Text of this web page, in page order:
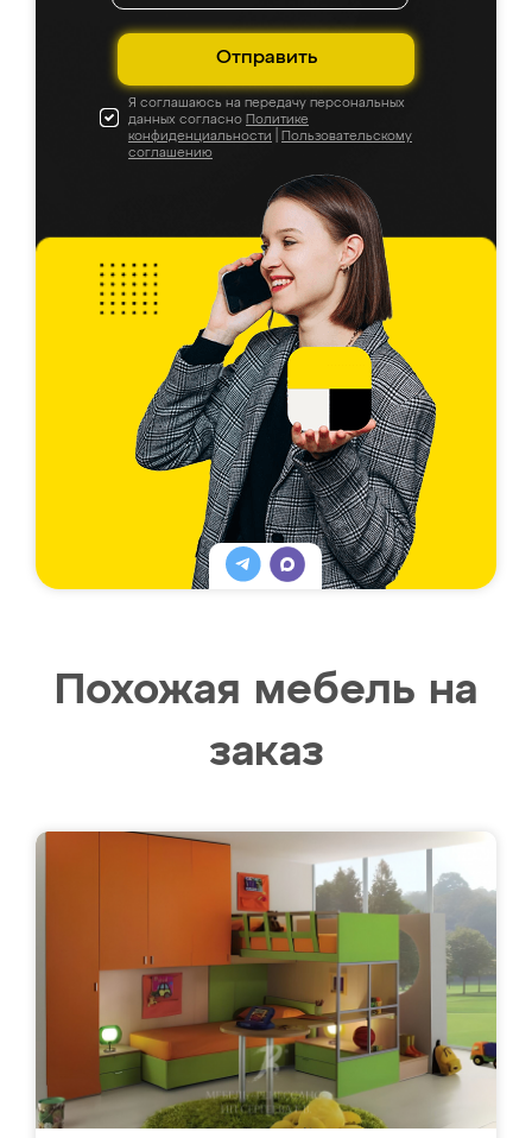
Отправить
Я соглашаюсь на передачу персональных
данных согласно Политике
конфиденциальности
Пользовательскому
соглашению
Похожая мебель на
заказ